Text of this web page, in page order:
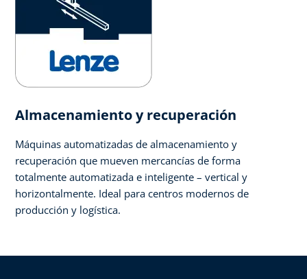
Almacenamiento y recuperación
Máquinas automatizadas de almacenamiento y
recuperación que mueven mercancías de forma
totalmente automatizada e inteligente – vertical y
horizontalmente. Ideal para centros modernos de
producción y logística.